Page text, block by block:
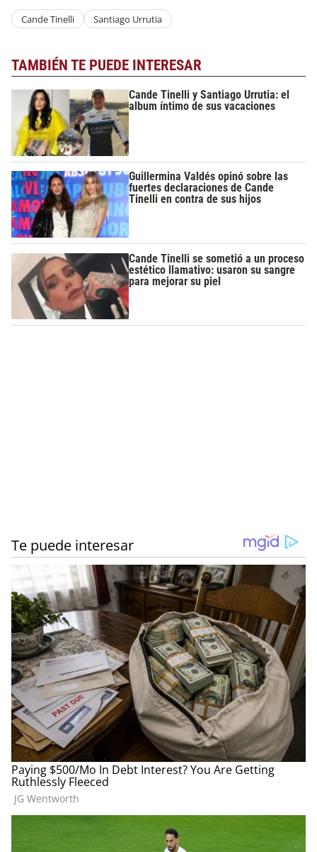
Cande Tinelli Santiago Urrutia
TAMBIÉN TE PUEDE INTERESAR
Cande Tinelli y Santiago Urrutia: el
album íntimo de sus vacaciones
Guillermina Valdés opinó sobre las
fuertes declaraciones de Cande
Tinelli en contra de sus hijos
Cande Tinelli se sometió a un proceso
estético llamativo: usaron su sangre
para mejorar su piel